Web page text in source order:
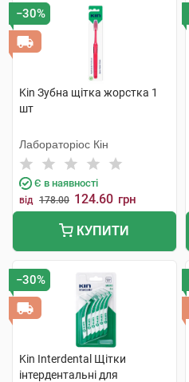
−30%
Kin Зубна щітка жорстка 1
шт
Лабораторіос Кін
Є в наявності
від 178.00 124.60 грн
КУПИТИ
−30%
Kin Interdental Щітки
інтердентальні для